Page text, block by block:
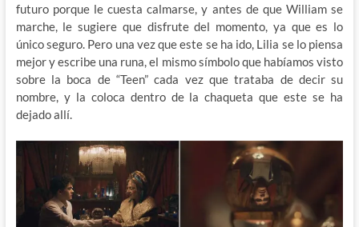
futuro porque le cuesta calmarse, y antes de que William se
marche, le sugiere que disfrute del momento, ya que es lo
único seguro. Pero una vez que este se ha ido, Lilia se lo piensa
mejor y escribe una runa, el mismo símbolo que habíamos visto
sobre la boca de “Teen” cada vez que trataba de decir su
nombre, y la coloca dentro de la chaqueta que este se ha
dejado allí.